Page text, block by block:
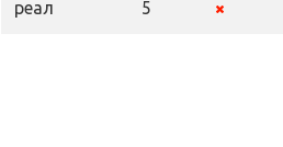
реал 5